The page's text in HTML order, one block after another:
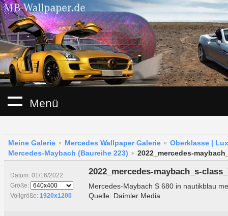
Menü
Meine Galerie Mercedes Wallpaper Galerie
Oberklasse |
Mercedes-Maybach (Baureihe 223)
2022_mercedes-
Datum: 01/16/2022
Größe:
Vollgröße: 1920x1200
2022_mercedes-maybach_s-
Mercedes-Maybach S 680 in nautikblau
Quelle: Daimler Media